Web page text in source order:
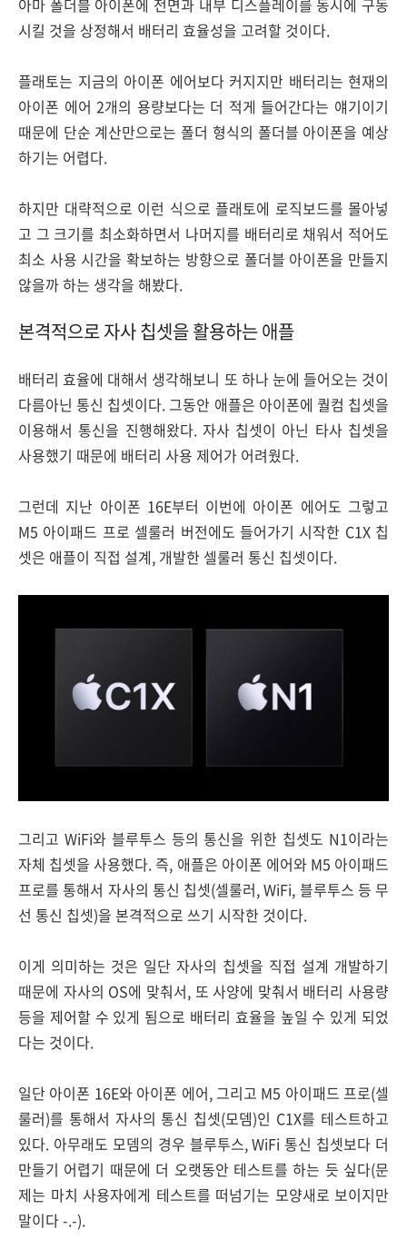
아마 폴더블 아이폰에 전면과 내부 디스플레이를 동시에 구동
시킬 것을 상정해서 배터리 효율성을 고려할 것이다.
플래토는 지금의 아이폰 에어보다 커지지만 배터리는 현재의
아이폰 에어 2개의 용량보다는 더 적게 들어간다는 얘기이기
때문에 단순 계산만으로는 폴더 형식의 폴더블 아이폰을 예상
하기는 어렵다.
하지만 대략적으로 이런 식으로 플래토에 로직보드를 몰아넣
고 그 크기를 최소화하면서 나머지를 배터리로 채워서 적어도
최소 사용 시간을 확보하는 방향으로 폴더블 아이폰을 만들지
않을까 하는 생각을 해봤다.
본격적으로 자사 칩셋을 활용하는 애플
배터리 효율에 대해서 생각해보니 또 하나 눈에 들어오는 것이
다름아닌 통신 칩셋이다. 그동안 애플은 아이폰에 퀄컴 칩셋을
이용해서 통신을 진행해왔다. 자사 칩셋이 아닌 타사 칩셋을
사용했기 때문에 배터리 사용 제어가 어려웠다.
그런데 지난 아이폰 16E부터 이번에 아이폰 에어도 그렇고
M5 아이패드 프로 셀룰러 버전에도 들어가기 시작한 C1X 칩
셋은 애플이 직접 설계, 개발한 셀룰러 통신 칩셋이다.
그리고 WiFi와 블루투스 등의 통신을 위한 칩셋도 N1이라는
자체 칩셋을 사용했다. 즉, 애플은 아이폰 에어와 M5 아이패드
프로를 통해서 자사의 통신 칩셋(셀룰러, WiFi, 블루투스 등 무
선 통신 칩셋)을 본격적으로 쓰기 시작한 것이다.
이게 의미하는 것은 일단 자사의 칩셋을 직접 설계 개발하기
때문에 자사의 OS에 맞춰서, 또 사양에 맞춰서 배터리 사용량
등을 제어할 수 있게 됨으로 배터리 효율을 높일 수 있게 되었
다는 것이다.
일단 아이폰 16E와 아이폰 에어, 그리고 M5 아이패드 프로(셀
룰러)를 통해서 자사의 통신 칩셋(모뎀)인 C1X를 테스트하고
있다. 아무래도 모뎀의 경우 블루투스, WiFi 통신 칩셋보다 더
만들기 어렵기 때문에 더 오랫동안 테스트를 하는 듯 싶다(문
제는 마치 사용자에게 테스트를 떠넘기는 모양새로 보이지만
말이다 -.-).